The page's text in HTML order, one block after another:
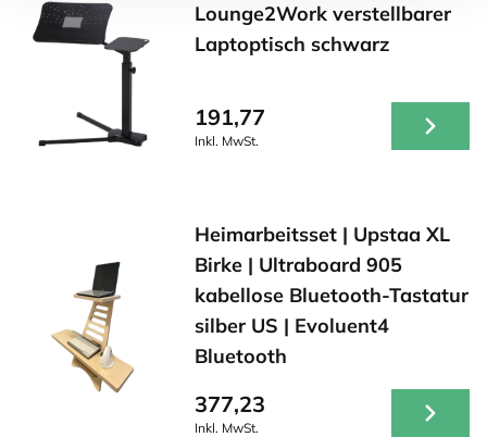
Lounge2Work verstellbarer
Laptoptisch schwarz
191,77
Inkl. MwSt.
Heimarbeitsset | Upstaa XL
Birke | Ultraboard 905
kabellose Bluetooth-Tastatur
silber US | Evoluent4
Bluetooth
377,23
Inkl. MwSt.